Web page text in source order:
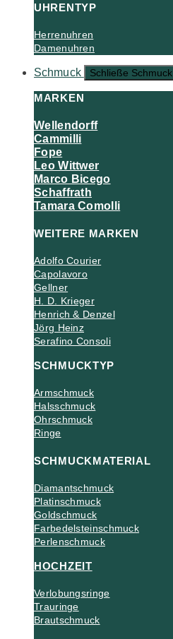
UHRENTYP
Herrenuhren
Damenuhren
Schmuck Schließe Schmuck
MARKEN
Wellendorff
Cammilli
Fope
Leo Wittwer
Marco Bicego
Schaffrath
Tamara Comolli
WEITERE MARKEN
Adolfo Courier
Capolavoro
Gellner
H. D. Krieger
Henrich & Denzel
Jörg Heinz
Serafino Consoli
SCHMUCKTYP
Armschmuck
Halsschmuck
Ohrschmuck
Ringe
SCHMUCKMATERIAL
Diamantschmuck
Platinschmuck
Goldschmuck
Farbedelsteinschmuck
Perlenschmuck
HOCHZEIT
Verlobungsringe
Trauringe
Brautschmuck